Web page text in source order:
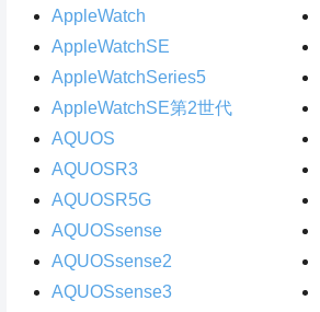
AppleWatch
AppleWatchSE
AppleWatchSeries5
AppleWatchSE第2世代
AQUOS
AQUOSR3
AQUOSR5G
AQUOSsense
AQUOSsense2
AQUOSsense3